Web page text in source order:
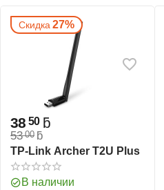
Скидка 27%
53 00 ƃ
38 50 ƃ
TP-Link Archer T2U Plus
В наличии